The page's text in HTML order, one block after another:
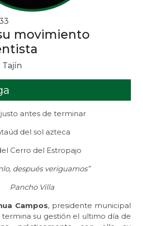
movimiento
Tajín
antes de terminar
del sol azteca
Cerro del Estropajo
después veriguamos”
Pancho Villa
Campos, presidente municipal
su gestión el ultimo día de